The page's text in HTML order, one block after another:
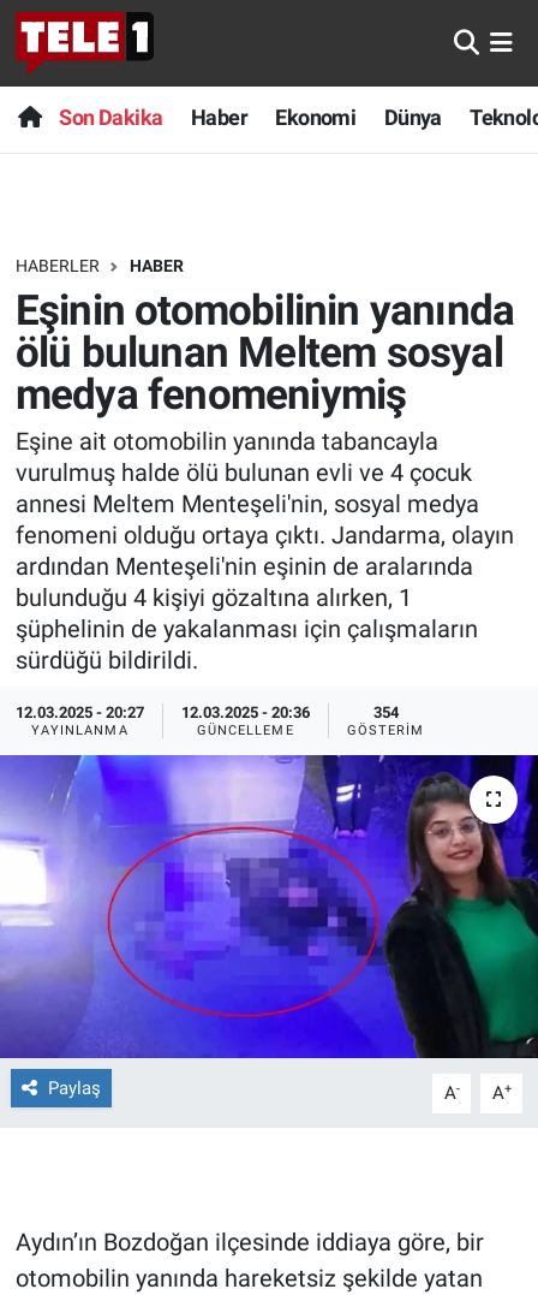
Son Dakika Haber Ekonomi Dünya
HABERLER HABER
Eşinin otomobilinin yanında
ölü bulunan Meltem sosyal
medya fenomeniymiş
Eşine ait otomobilin yanında tabancayla
vurulmuş halde ölü bulunan evli ve 4 çocuk
annesi Meltem Menteşeli'nin, sosyal medya
fenomeni olduğu ortaya çıktı. Jandarma, olayın
ardından Menteşeli'nin eşinin de aralarında
bulunduğu 4 kişiyi gözaltına alırken, 1
şüphelinin de yakalanması için çalışmaların
sürdüğü bildirildi.
12.03.2025 - 20:27
YAYINLANMA
12.03.2025 - 20:36
GÜNCELLEME
354
GÖSTERIM
Paylaş A- A+
Aydın’ın Bozdoğan ilçesinde iddiaya göre, bir
otomobilin yanında hareketsiz şekilde yatan
Anında Manşet
Başka Sohbetler
Bilim turu
Bilim ve Teknoloji Evreni
Doğa Konuşuyor
Dünya
Ege Saati
Ege'den Esintiler
Eğitim
Eğlence
Ekonomi
Forum
Gerçeğin İzinde
Gün Başlıyor
Gün Bitiyor
Gün Ortası
Haber
Son Dakika
Haber
Dünya
Teknoloji
Sağlık
Spor
Yayın Akışı
İletişim
Nöbetçi Eczaneler
Hava Durumu
Trafik Durumu
Süper Lig Puan Durumu ve Fikstür
Tüm Manşetler
Son Dakika Haberleri
Haber Arşivi